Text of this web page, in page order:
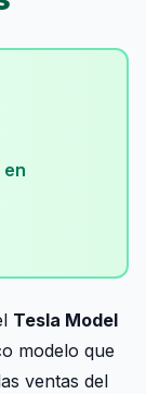
Tesla Model
modelo que
ventas del